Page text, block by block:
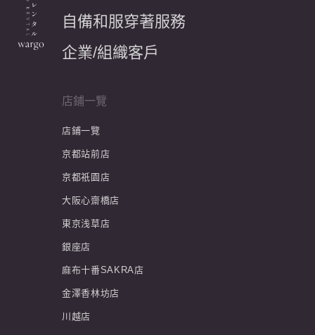
自備和服穿著服務
企業/組織客戶
店鋪一覽
店鋪一覽
京都站前店
京都祇園店
大阪心齋橋店
東京浅草店
銀座店
麻布十番SAKRA店
金澤香林坊店
川越店